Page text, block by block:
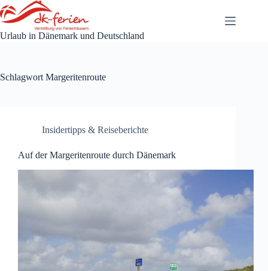
Zum
Inhalt
springen
Urlaub in Dänemark und Deutschland
Schlagwort Margeritenroute
Insidertipps & Reiseberichte
Auf der Margeritenroute durch Dänemark